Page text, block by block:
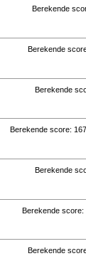
Berekende
Berekende
Berekende
Berekende score:
Berekende
Berekende score:
Berekende